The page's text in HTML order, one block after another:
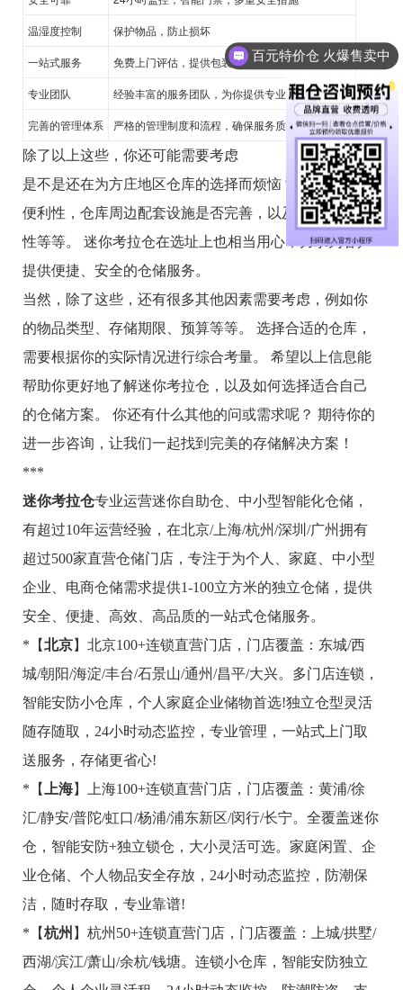
温湿度控制 保护物品，防止损坏
一站式服务 免费上门评估，提供包装材料，协助搬运
专业团队 经验丰富的服务团队，为你提供专业的咨询和服务
完善的管理体系
严格的管理制度和流程，确保服务质量
除了以上这些，你还可能需要考虑
是不是还在为方庄地区仓库的选择而烦恼？ 考虑下交通
便利性，仓库周边配套设施是否完善，以及仓库的安全
性等等。 迷你考拉仓在选址上也相当用心，力求为客户
提供便捷、安全的仓储服务。
当然，除了这些，还有很多其他因素需要考虑，例如你
的物品类型、存储期限、预算等等。 选择合适的仓库，
需要根据你的实际情况进行综合考量。 希望以上信息能
帮助你更好地了解迷你考拉仓，以及如何选择适合自己
的仓储方案。 你还有什么其他的问或需求呢？ 期待你的
进一步咨询，让我们一起找到完美的存储解决方案！
***
迷你考拉仓专业运营迷你自助仓、中小型智能化仓储，
有超过10年运营经验，在北京/上海/杭州/深圳/广州拥有
超过500家直营仓储门店，专注于为个人、家庭、中小型
企业、电商仓储需求提供1-100立方米的独立仓储，提供
安全、便捷、高效、高品质的一站式仓储服务。
*【北京】北京100+连锁直营门店，门店覆盖：东城/西
城/朝阳/海淀/丰台/石景山/通州/昌平/大兴。多门店连锁，
智能安防小仓库，个人家庭企业储物首选!独立仓型灵活
随存随取，24小时动态监控，专业管理，一站式上门取
送服务，存储更省心!
*【
上海】上海100+连锁直营门店，门店覆盖：黄浦/徐
汇/静安/普陀/虹口/杨浦/浦东新区/闵行/长宁。全覆盖迷你
仓，智能安防+独立锁仓，大小灵活可选。家庭闲置、企
业仓储、个人物品安全存放，24小时动态监控，防潮保
洁，随时存取，专业靠谱!
*【杭州 】杭州50+连锁直营门店，门店覆盖：上城/拱墅/
西湖/滨江/萧山/余杭/钱塘。连锁小仓库，智能安防独立
百元特价仓 火爆售卖中